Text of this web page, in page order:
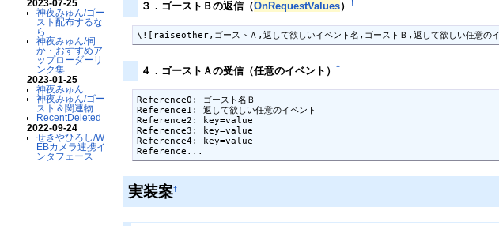
2023-07-25
神夜みゅん/ゴー
スト配布するな
ら
神夜みゅん/伺
か・おすすめア
ップローダーリ
ンク集
2023-01-25
神夜みゅん
神夜みゅん/ゴー
スト＆関連物
RecentDeleted
2022-09-24
せきやひろし/W
EBカメラ連携イ
ンタフェース
３．ゴーストＢの返信（OnRequestValues）†
\![raiseother,ゴーストＡ,返して欲しいイベント名,ゴーストＢ,返して欲しい任
４．ゴーストＡの受信（任意のイベント）†
Reference0: ゴースト名Ｂ
Reference1: 返して欲しい任意のイベント
Reference2: key=value
Reference3: key=value
Reference4: key=value
Reference...
実装案†